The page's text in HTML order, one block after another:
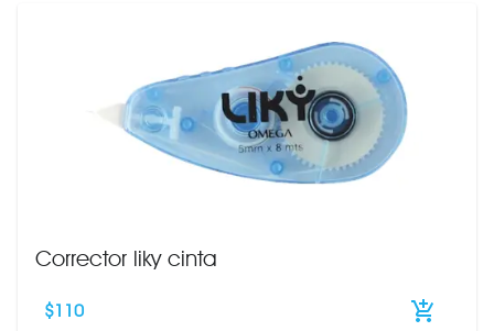
Corrector liky cinta
$110